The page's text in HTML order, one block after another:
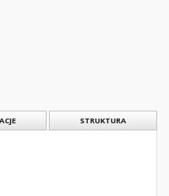
STRUKTURA